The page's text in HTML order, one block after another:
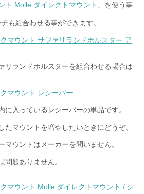
ト Molle ダイレクトマウント 」を使う事
も組合わせる事ができます。
マウント サファリランドホルスター ア
リランドホルスターを組合わせる場合は
マウント レシーバー
に入っているレシーバーの単品です。
たマウントを増やしたいときにどうぞ。
マウントはメーカーを問いません。
問題ありません。
マウント Molle ダイレクトマウント / シ